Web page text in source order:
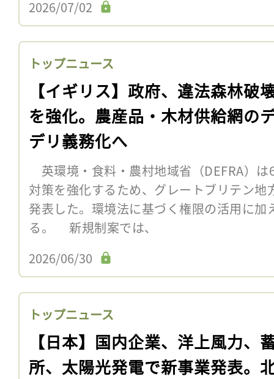
2026/07/02
トップニュース
【イギリス】政府、違法森林破
を強化。農産品・木材供給網の
デリ義務化へ
英環境・食料・農村地域省（DEFRA）
対策を強化するため、グレートブリテン
発表した。環境法に基づく権限の活用に加
る。 新規制案では、
2026/06/30
トップニュース
【日本】国内企業、洋上風力、
所、太陽光発電で新事業発表。